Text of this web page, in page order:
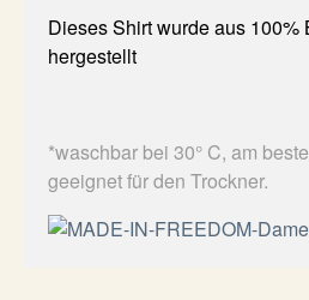
Dieses Shirt wurde aus 100%
hergestellt
*waschbar bei 30° C, am
geeignet für den Trockner.